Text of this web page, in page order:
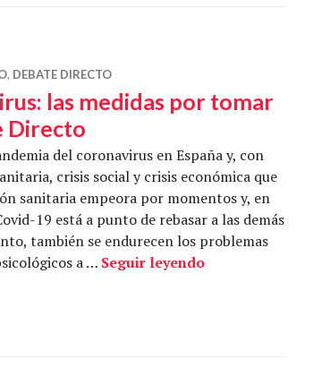
, DEBATE DIRECTO
las medidas por tomar
Directo
del coronavirus en España y, con
crisis social y crisis económica que
sanitaria empeora por momentos y, en
19 está a punto de rebasar a las demás
también se endurecen los problemas
a … Seguir leyendoCoronavirus: las